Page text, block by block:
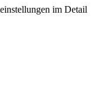
im Detail